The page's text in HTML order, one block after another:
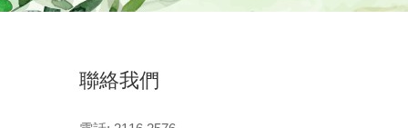
聯絡我們